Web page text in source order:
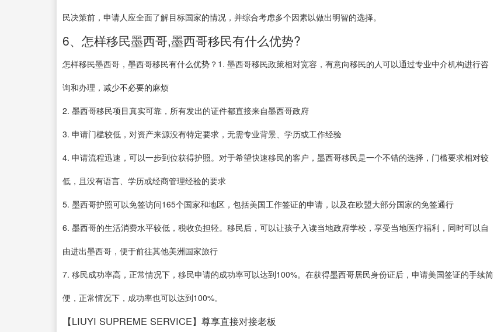
民决策前，申请人应全面了解目标国家的情况，并综合考虑多个因素以做出明智的选择。
6、怎样移民墨西哥,墨西哥移民有什么优势?
怎样移民墨西哥，墨西哥移民有什么优势？1. 墨西哥移民政策相对宽容，有意向移民的人可以通过专业中介机构进行咨
询和办理，减少不必要的麻烦
2. 墨西哥移民项目真实可靠，所有发出的证件都直接来自墨西哥政府
3. 申请门槛较低，对资产来源没有特定要求，无需专业背景、学历或工作经验
4. 申请流程迅速，可以一步到位获得护照。对于希望快速移民的客户，墨西哥移民是一个不错的选择，门槛要求相对较
低，且没有语言、学历或经商管理经验的要求
5. 墨西哥护照可以免签访问165个国家和地区，包括美国工作签证的申请，以及在欧盟大部分国家的免签通行
6. 墨西哥的生活消费水平较低，税收负担轻。移民后，可以让孩子入读当地政府学校，享受当地医疗福利，同时可以自
由进出墨西哥，便于前往其他美洲国家旅行
7. 移民成功率高，正常情况下，移民申请的成功率可以达到100%。在获得墨西哥居民身份证后，申请美国签证的手续简
便，正常情况下，成功率也可以达到100%。
【LIUYI SUPREME SERVICE】尊享直接对接老板